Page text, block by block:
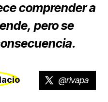
comprender a
pero se
@rivapa